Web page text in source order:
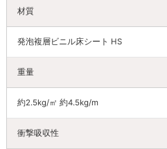
材質
発泡複層ビニル床シート HS
重量
約2.5kg/㎡ 約4.5kg/m
衝撃吸収性